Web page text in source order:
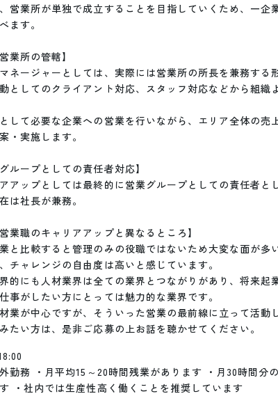
営業所が単独で成立することを目指していくため、一企
ます。
業所の管轄】
ネージャーとしては、実際には営業所の所長を兼務する
としてのクライアント対応、スタッフ対応などから組織
して必要な企業への営業を行いながら、エリア全体の売
・実施します。
グループとしての責任者対応】
アップとしては最終的に営業グループとしての責任者と
は社長が兼務。
営業職のキャリアアップと異なるところ】
と比較すると管理のみの役職ではないため大変な面が多
チャレンジの自由度は高いと感じています。
的にも人材業界は全ての業界とつながりがあり、将来起
事がしたい方にとっては魅力的な業界です。
業が中心ですが、そういった営業の最前線に立って活動
たい方は、是非ご応募の上お話を聴かせてください。
勤務 ・月平均15～20時間残業があります ・月30時間分
・社内では生産性高く働くことを推奨しています